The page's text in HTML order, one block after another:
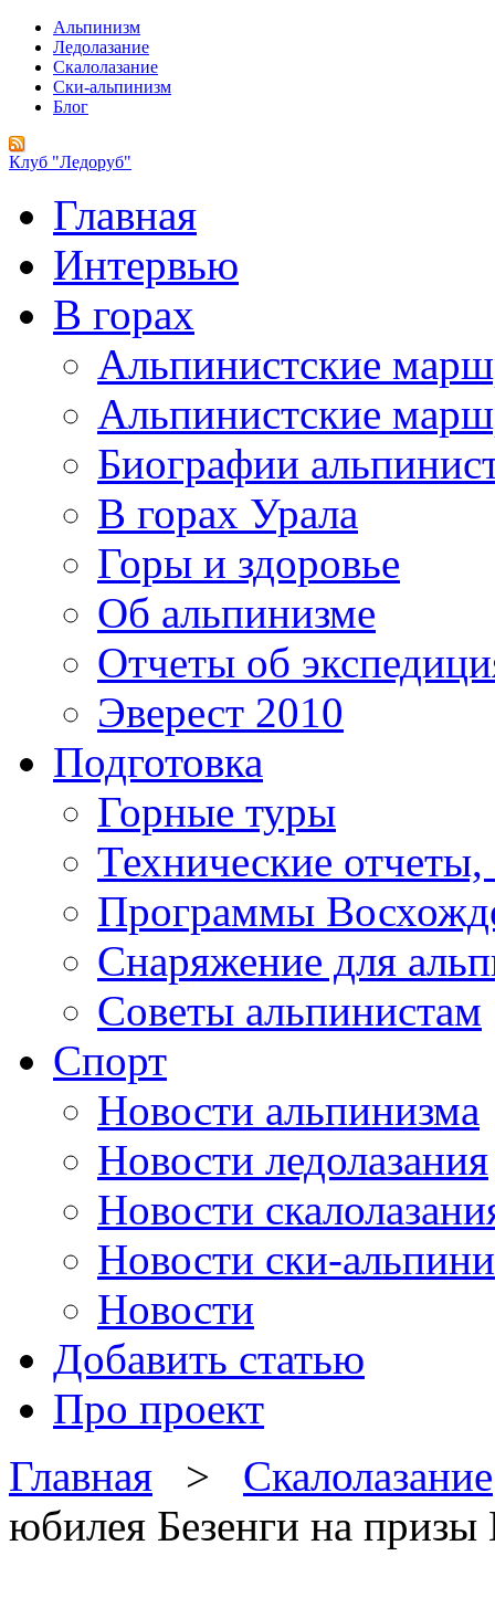
Альпинизм
Ледолазание
Скалолазание
Ски-альпинизм
Блог
Клуб "Ледоруб"
Главная
Интервью
В горах
Альпинистские
Альпинистские
Биографии
В горах Урала
Горы и здоровье
Об альпинизме
Отчеты об
Эверест 2010
Подготовка
Горные туры
Технические
Программы
Снаряжение для
Советы альпинистам
Спорт
Новости альпинизма
Новости ледолазания
Новости
Новости ски-
Новости
Добавить статью
Про проект
Главная > Скалолазание
юбилея Безенги на